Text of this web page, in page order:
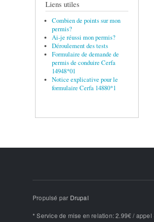
Liens utiles
Combien de points sur mon
permis?
Ai-je réussi mon permis?
Déroulement des tests
Formulaire de demande de
permis de conduire Cerfa
14948*01
Notice explicative pour le
formulaire Cerfa 14880*1
Propulsé par Drupal
* Service de mise en relation: 2.99€ /